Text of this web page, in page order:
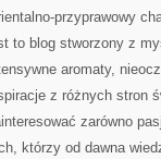
przyprawowy
to blog stworzony z
aromaty,
z różnych stron
zarówno
którzy od dawna